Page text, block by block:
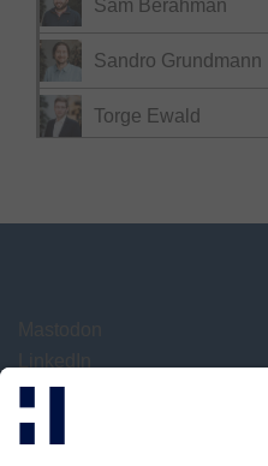
Sam Berahman
Sandro Grundmann
Torge Ewald
LinkedIn
Xing
research@hisolutions.com